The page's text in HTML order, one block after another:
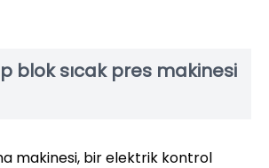
blok sıcak pres makinesi
makinesi, bir elektrik kontrol